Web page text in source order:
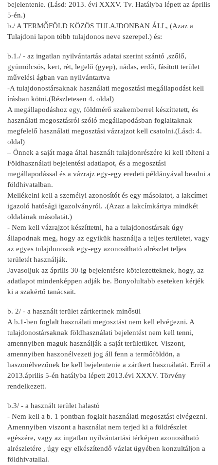
bejelentenie. (Lásd: 2013. évi XXXV. Tv. Hatályba lépett az április
5-én.)
b./ A TERMŐFÖLD KÖZÖS TULAJDONBAN ÁLL, (Azaz a
Tulajdoni lapon több tulajdonos neve szerepel.) és:
b.1./ - az ingatlan nyilvántartás adatai szerint szántó ,szőlő,
gyümölcsös, kert, rét, legelő (gyep), nádas, erdő, fásított terület
művelési ágban van nyilvántartva
-A tulajdonostársaknak használati megosztási megállapodást kell
írásban kötni.(Részletesen 4. oldal)
A megállapodáshoz egy, földmérő szakemberrel készíttetett, és
használati megosztásról szóló megállapodásban foglaltaknak
megfelelő használati megosztási vázrajzot kell csatolni.(Lásd: 4.
oldal)
– Önnek a saját maga által használt tulajdonrészére ki kell tölteni a
Földhasználati bejelentési adatlapot, és a megosztási
megállapodással és a vázrajz egy-egy eredeti példányával beadni a
földhivatalban.
Mellékelni kell a személyi azonosítót és egy másolatot, a lakcímet
igazoló hatósági igazolványról. .(Azaz a lakcímkártya mindkét
oldalának másolatát.)
- Nem kell vázrajzot készíttetni, ha a tulajdonostársak úgy
állapodnak meg, hogy az egyikük használja a teljes területet, vagy
az egyes tulajdonosok egy-egy azonosítható alrészlet teljes
területét használják.
Javasoljuk az április 30-ig bejelentésre kötelezetteknek, hogy, az
adatlapot mindenképpen adják be. Bonyolultabb eseteken kérjék
ki a szakértő tanácsait.
b. 2/ - a használt terület zártkertnek minősül
A b.1-ben foglalt használati megosztást nem kell elvégezni. A
tulajdonostársaknak földhasználati bejelentést nem kell tenni,
amennyiben maguk használják a saját területüket. Viszont,
amennyiben haszonélvezeti jog áll fenn a termőföldön, a
haszonélvezőnek be kell bejelentenie a zártkert használatát. Erről a
2013.április 5-én hatályba lépett 2013.évi XXXV. Törvény
rendelkezett.
b.3/ - a használt terület halastó
- Nem kell a b. 1 pontban foglalt használati megosztást elvégezni.
Amennyiben viszont a használat nem terjed ki a földrészlet
egészére, vagy az ingatlan nyilvántartási térképen azonosítható
alrészletére , úgy egy elkészítendő vázlat ügyében konzultáljon a
földhivatallal.